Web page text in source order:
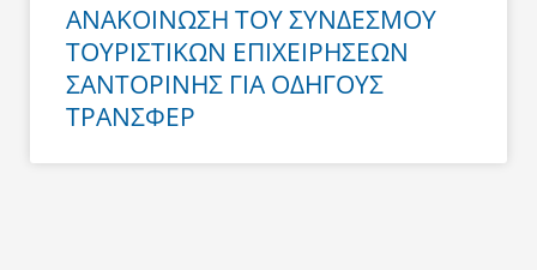
ΑΝΑΚΟΙΝΩΣΗ ΤΟΥ ΣΥΝΔΕΣΜΟΥ
ΤΟΥΡΙΣΤΙΚΩΝ ΕΠΙΧΕΙΡΗΣΕΩΝ
ΣΑΝΤΟΡΙΝΗΣ ΓΙΑ ΟΔΗΓΟΥΣ
ΤΡΑΝΣΦΕΡ